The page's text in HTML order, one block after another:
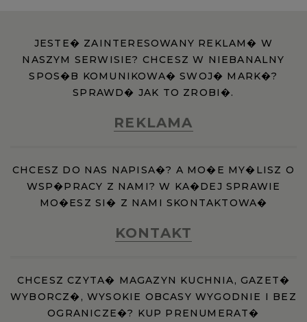
JESTE� ZAINTERESOWANY REKLAM� W
NASZYM SERWISIE? CHCESZ W NIEBANALNY
SPOS�B KOMUNIKOWA� SWOJ� MARK�?
SPRAWD� JAK TO ZROBI�.
REKLAMA
CHCESZ DO NAS NAPISA�? A MO�E MY�LISZ O
WSP�PRACY Z NAMI? W KA�DEJ SPRAWIE
MO�ESZ SI� Z NAMI SKONTAKTOWA�
KONTAKT
CHCESZ CZYTA� MAGAZYN KUCHNIA, GAZET�
WYBORCZ�, WYSOKIE OBCASY WYGODNIE I BEZ
OGRANICZE�? KUP PRENUMERAT�